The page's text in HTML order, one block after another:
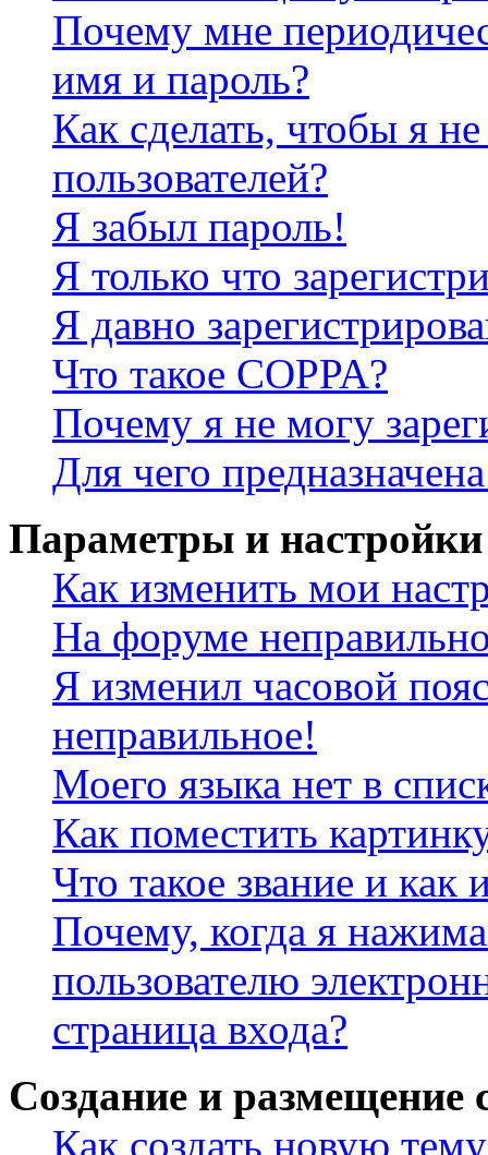
Почему мне
имя и пароль?
Как сделать, чтобы я
пользователей?
Я забыл пароль!
Я только что
Я давно
Что такое COPPA?
Почему я не могу
Для чего
Параметры и настройки
Как изменить мои
На форуме
Я изменил часовой
неправильное!
Моего языка нет в
Как поместить
Что такое звание и как
Почему, когда я
пользователю
страница входа?
Создание и размещение
Как создать новую